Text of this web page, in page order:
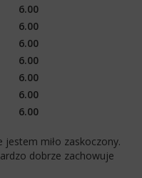
6.00
6.00
6.00
6.00
6.00
6.00
6.00
jestem miło zaskoczony.
dobrze zachowuje